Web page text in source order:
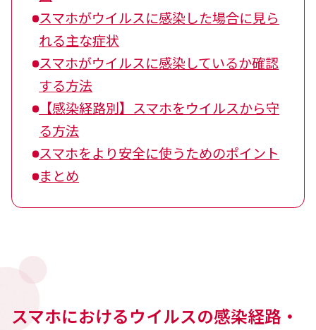
スマホがウイルスに感染した場合に見ら
れる主な症状
スマホがウイルスに感染しているか確認
する方法
【感染経路別】スマホをウイルスから守
る方法
スマホをより安全に使うためのポイント
まとめ
スマホにおけるウイルスの感染経路・